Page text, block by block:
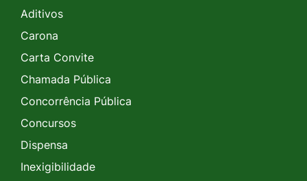
Aditivos
Carona
Carta Convite
Chamada Pública
Concorrência Pública
Concursos
Dispensa
Inexigibilidade